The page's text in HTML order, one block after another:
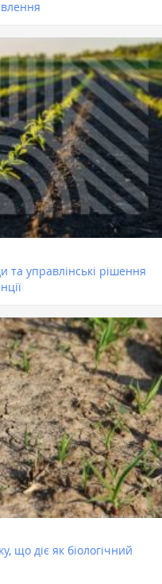
та управлінські рішення
що діє як біологічний